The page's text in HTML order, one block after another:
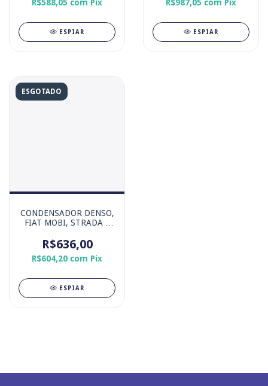
VELOSTER 1.6 2012-
R$588,05 com Pix
ESPIAR
R$987,05 com Pix
ESPIAR
ESGOTADO
CONDENSADOR DENSO,
FIAT MOBI, STRADA e
FIREFLY ASPIRADO
R$636,00
R$604,20 com Pix
ESPIAR